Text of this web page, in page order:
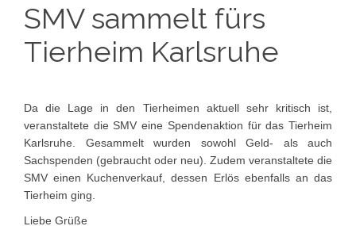
SMV sammelt fürs
Tierheim Karlsruhe
Da die Lage in den Tierheimen aktuell sehr kritisch ist,
veranstaltete die SMV eine Spendenaktion für das Tierheim
Karlsruhe. Gesammelt wurden sowohl Geld- als auch
Sachspenden (gebraucht oder neu). Zudem veranstaltete die
SMV einen Kuchenverkauf, dessen Erlös ebenfalls an das
Tierheim ging.
Liebe Grüße